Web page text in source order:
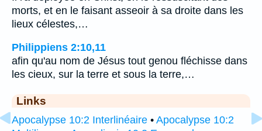
morts, et en le faisant asseoir à sa droite dans les
lieux célestes,…
Philippiens 2:10,11
afin qu'au nom de Jésus tout genou fléchisse dans
les cieux, sur la terre et sous la terre,…
Links
Apocalypse 10:2 Interlinéaire • Apocalypse 10:2